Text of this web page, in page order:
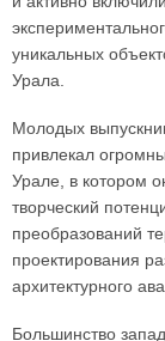
уникальных
Урала.
Молодых
привлекал
Урале, в котором
творческий
преобразований
проектирования
архитектурного
Большинство